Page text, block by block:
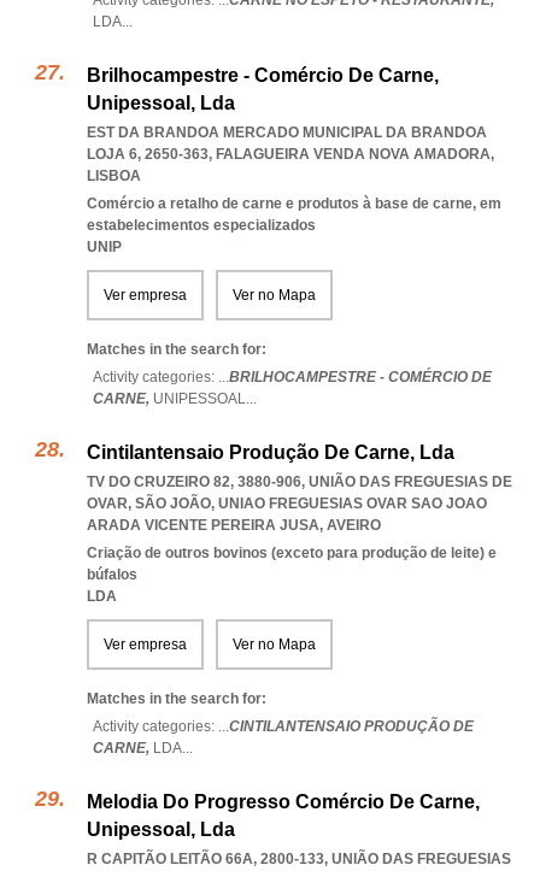
LDA...
Brilhocampestre - Comércio De Carne,
Unipessoal, Lda
EST DA BRANDOA MERCADO MUNICIPAL DA BRANDOA
LOJA 6, 2650-363, FALAGUEIRA VENDA NOVA AMADORA,
LISBOA
Comércio a retalho de carne e produtos à base de carne, em
estabelecimentos especializados
UNIP
Ver empresa Ver no Mapa
Matches in the search for:
Activity categories: ...BRILHOCAMPESTRE - COMÉRCIO DE
CARNE, UNIPESSOAL...
Cintilantensaio Produção De Carne, Lda
TV DO CRUZEIRO 82, 3880-906, UNIÃO DAS FREGUESIAS DE
OVAR, SÃO JOÃO, UNIAO FREGUESIAS OVAR SAO JOAO
ARADA VICENTE PEREIRA JUSA, AVEIRO
Criação de outros bovinos (exceto para produção de leite) e
búfalos
LDA
Ver empresa Ver no Mapa
Matches in the search for:
Activity categories: ...CINTILANTENSAIO PRODUÇÃO DE
CARNE, LDA...
Melodia Do Progresso Comércio De Carne,
Unipessoal, Lda
R CAPITÃO LEITÃO 66A, 2800-133, UNIÃO DAS FREGUESIAS